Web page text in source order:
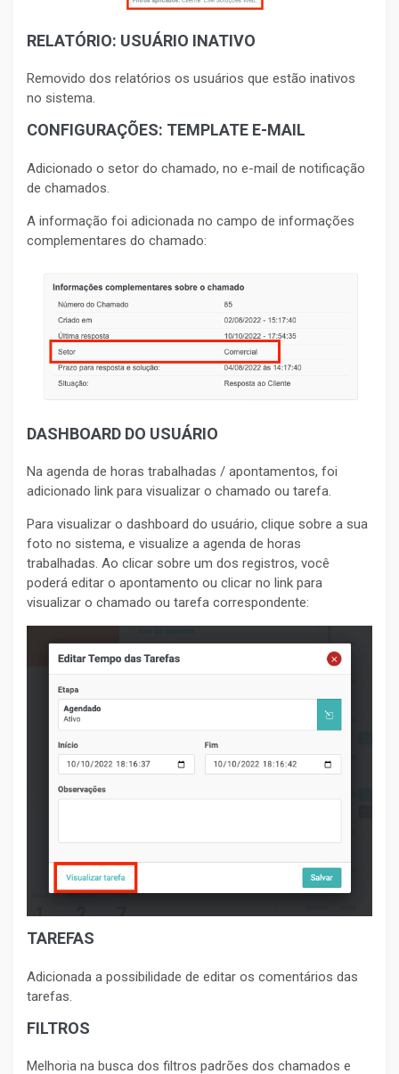
RELATÓRIO: USUÁRIO INATIVO
Removido dos relatórios os usuários que estão inativos
no sistema.
CONFIGURAÇÕES: TEMPLATE E-MAIL
Adicionado o setor do chamado, no e-mail de notificação
de chamados.
A informação foi adicionada no campo de informações
complementares do chamado:
DASHBOARD DO USUÁRIO
Na agenda de horas trabalhadas / apontamentos, foi
adicionado link para visualizar o chamado ou tarefa.
Para visualizar o dashboard do usuário, clique sobre a sua
foto no sistema, e visualize a agenda de horas
trabalhadas. Ao clicar sobre um dos registros, você
poderá editar o apontamento ou clicar no link para
visualizar o chamado ou tarefa correspondente:
TAREFAS
Adicionada a possibilidade de editar os comentários das
tarefas.
FILTROS
Melhoria na busca dos filtros padrões dos chamados e